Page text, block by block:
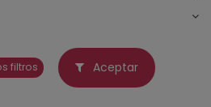
filtros Aceptar